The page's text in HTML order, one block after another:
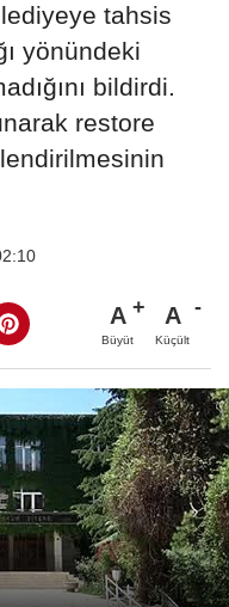
tahsis
yönündeki
bildirdi.
restore
A
Büyüt
A
Küçült